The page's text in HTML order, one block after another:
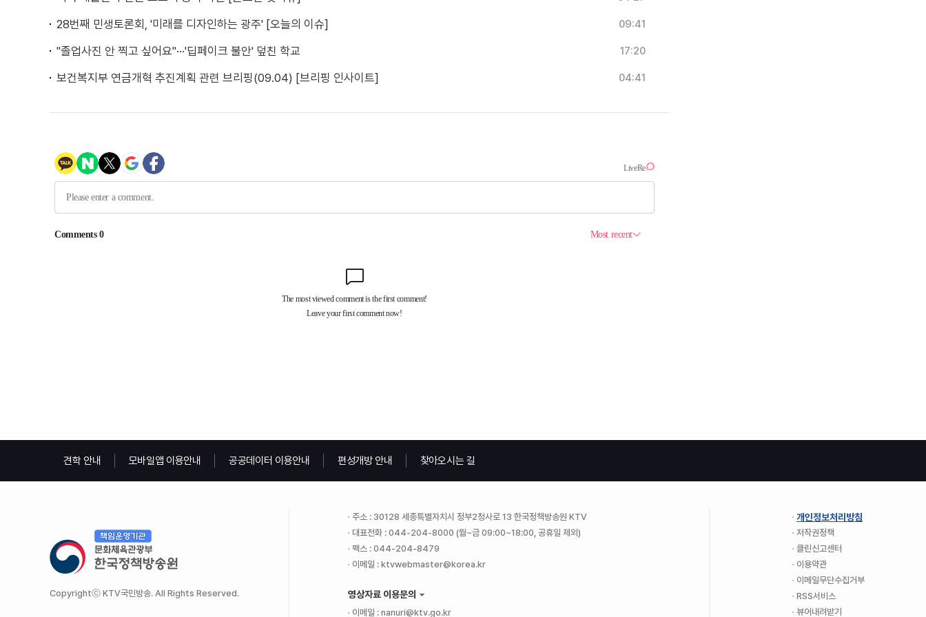
28번째 민생토론회, '미래를 디자인하는 광주' [오늘의 이슈] 09:41
"졸업사진 안 찍고 싶어요"···'딥페이크 불안' 덮친 학교 17:20
보건복지부 연금개혁 추진계획 관련 브리핑(09.04) [브리핑 인사이트] 04:41
견학 안내 모바일앱 이용안내 공공데이터 이용안내 편성개방 안내 찾아오시는 길
Copyrightⓒ KTV국민방송. All Rights Reserved.
주소 : 30128 세종특별자치시 정부2청사로 13 한국정책방송원 KTV
대표전화 : 044-204-8000 (월~금 09:00~18:00, 공휴일 제외)
팩스 : 044-204-8479
이메일 : ktvwebmaster@korea.kr
영상자료 이용문의
이메일 : nanuri@ktv.go.kr
개인정보처리방침
저작권정책
클린신고센터
이용약관
이메일무단수집거부
RSS서비스
뷰어내려받기